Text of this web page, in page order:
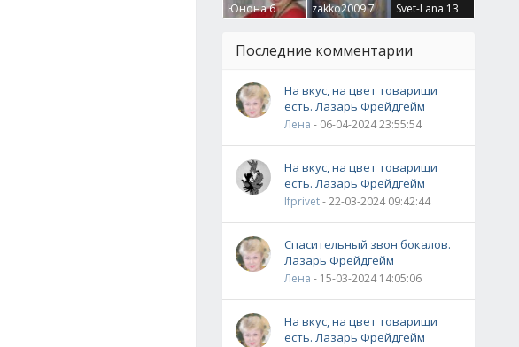
Юнона6 zakko20097 Svet-Lana 13
Последние комментарии
На вкус, на цвет товарищи
есть. Лазарь Фрейдгейм
Лена - 06-04-2024 23:55:54
На вкус, на цвет товарищи
есть. Лазарь Фрейдгейм
lfprivet- 22-03-2024 09:42:44
Спасительный звон бокалов.
Лазарь Фрейдгейм
Лена - 15-03-2024 14:05:06
На вкус, на цвет товарищи
есть. Лазарь Фрейдгейм